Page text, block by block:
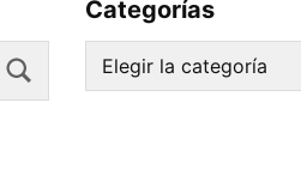
Categorías
Categorías